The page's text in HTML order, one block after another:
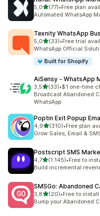
5,0z 5 hvězd
(77)
Celkový počet recenzí: 77
•Free plan
Automated WhatsApp
Texnity WhatsApp
5,0z 5 hvězd
(33)
Celkový počet recenzí:
•Free trial
WhatsApp Official
Built for Shopify
AiSensy ‑ WhatsApp
3,5z 5 hvězd
(33)
Celkový počet recenzí:
•$1 one-time
Broadcast Abandoned
WhatsApp
Poptin Exit Popup
4,9z 5 hvězd
(310)
Celkový počet recenzí:
•Free plan
Grow Sales, Email &
Postscript SMS
4,7z 5 hvězd
(1 145)
Celkový počet recenzí:
•Free to
Build incremental
SMSGo: Abandoned
3,8z 5 hvězd
(20)
Celkový počet recenzí: 20
•Free to install
Bump your Abandoned